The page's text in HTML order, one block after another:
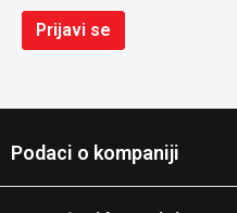
Prijavi se
Podaci o kompaniji